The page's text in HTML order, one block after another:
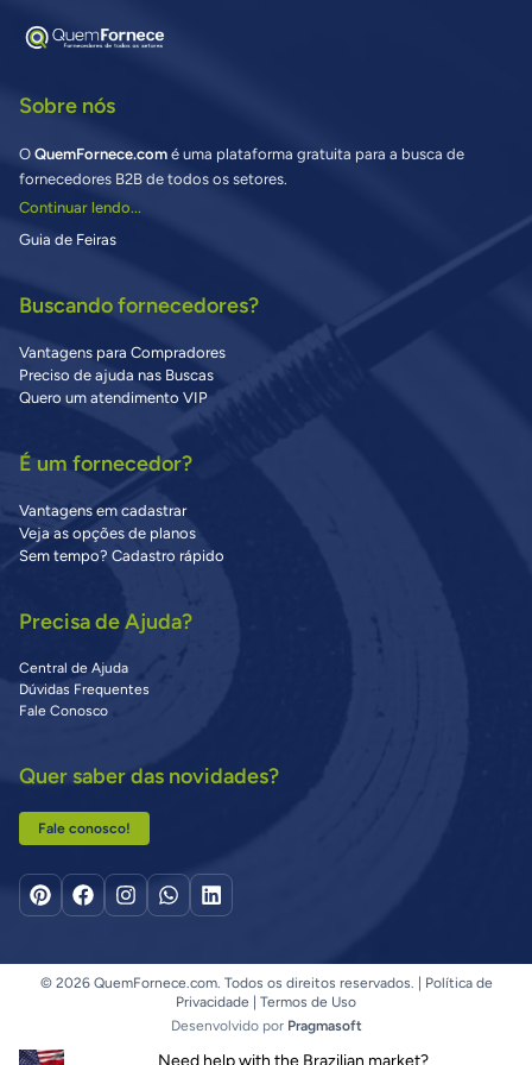
Sobre nós
O QuemFornece.com é uma plataforma gratuita para a busca de
fornecedores B2B de todos os setores.
Continuar lendo...
Guia de Feiras
Buscando fornecedores?
Vantagens para Compradores
Preciso de ajuda nas Buscas
Quero um atendimento VIP
É um fornecedor?
Vantagens em cadastrar
Veja as opções de planos
Sem tempo? Cadastro rápido
Precisa de Ajuda?
Central de Ajuda
Dúvidas Frequentes
Fale Conosco
Quer saber das novidades?
Fale conosco!
© 2026 QuemFornece.com. Todos os direitos reservados. |
Política de
Privacidade
Termos de Uso
Desenvolvido por Pragmasoft
Need help with the Brazilian market?